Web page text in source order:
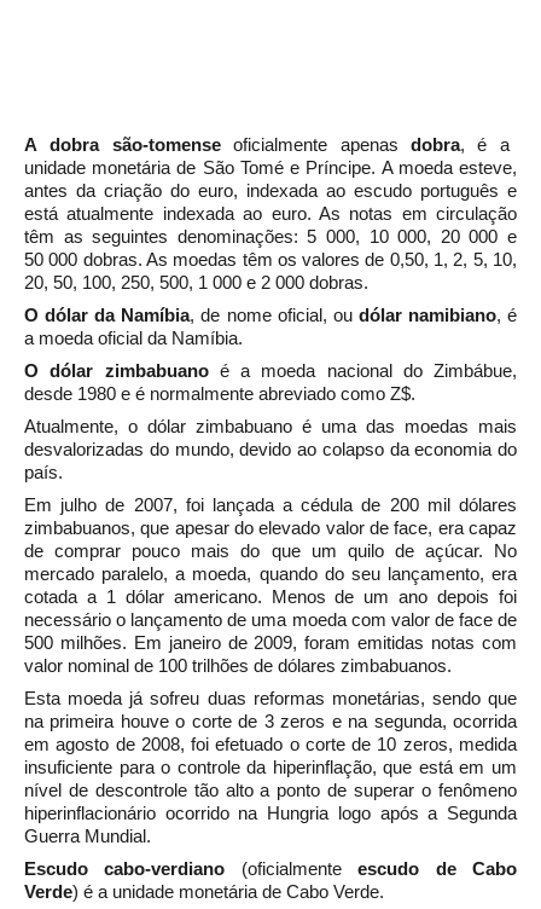
A dobra são-tomense oficialmente apenas dobra, é a
unidade monetária de São Tomé e Príncipe. A moeda esteve,
antes da criação do euro, indexada ao escudo português e
está atualmente indexada ao euro. As notas em circulação
têm as seguintes denominações: 5 000, 10 000, 20 000 e
50 000 dobras. As moedas têm os valores de 0,50, 1, 2, 5, 10,
20, 50, 100, 250, 500, 1 000 e 2 000 dobras.
O dólar da Namíbia, de nome oficial, ou dólar namibiano, é
a moeda oficial da Namíbia.
O
dólar zimbabuano é a moeda nacional do Zimbábue,
desde 1980 e é normalmente abreviado como Z$.
Atualmente, o dólar zimbabuano é uma das moedas mais
desvalorizadas do mundo, devido ao colapso da economia do
país.
Em julho de 2007, foi lançada a cédula de 200 mil dólares
zimbabuanos, que apesar do elevado valor de face, era capaz
de comprar pouco mais do que um quilo de açúcar. No
mercado paralelo, a moeda, quando do seu lançamento, era
cotada a 1 dólar americano. Menos de um ano depois foi
necessário o lançamento de uma moeda com valor de face de
500 milhões. Em janeiro de 2009, foram emitidas notas com
valor nominal de 100 trilhões de dólares zimbabuanos.
Esta moeda já sofreu duas reformas monetárias, sendo que
na primeira houve o corte de 3 zeros e na segunda, ocorrida
em agosto de 2008, foi efetuado o corte de 10 zeros, medida
insuficiente para o controle da hiperinflação, que está em um
nível de descontrole tão alto a ponto de superar o fenômeno
hiperinflacionário ocorrido na Hungria logo após a Segunda
Guerra Mundial.
Escudo cabo-verdiano
(oficialmente
escudo de Cabo
Verde) é a unidade monetária de Cabo Verde.